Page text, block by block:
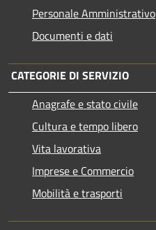
Personale Amministrativo
Documenti e dati
CATEGORIE DI SERVIZIO
Anagrafe e stato civile
Cultura e tempo libero
Vita lavorativa
Imprese e Commercio
Mobilità e trasporti